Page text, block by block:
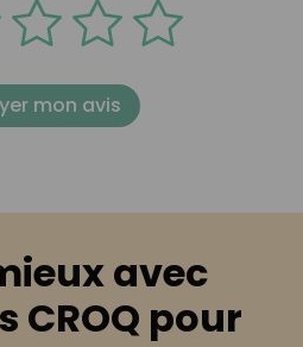
mon avis
avec
CROQ pour